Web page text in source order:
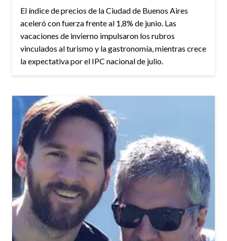
El índice de precios de la Ciudad de Buenos Aires
aceleró con fuerza frente al 1,8% de junio. Las
vacaciones de invierno impulsaron los rubros
vinculados al turismo y la gastronomía, mientras crece
la expectativa por el IPC nacional de julio.